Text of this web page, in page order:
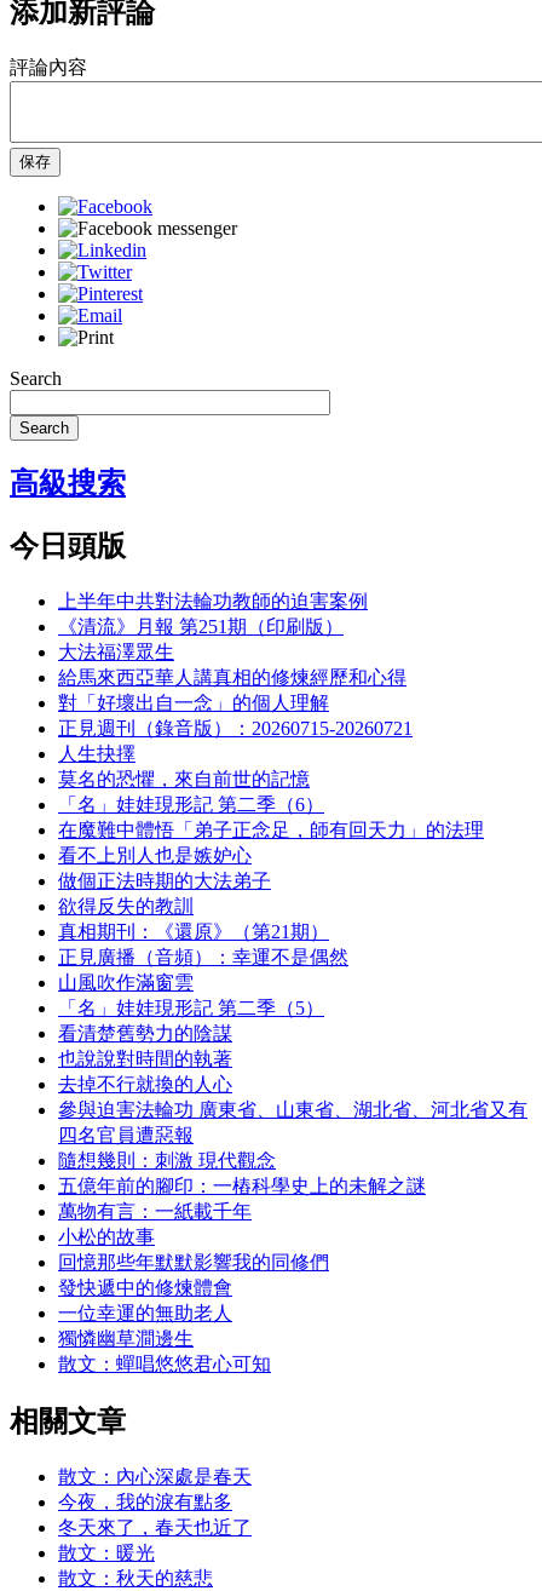
添加新評論
評論內容
保存
Search
Search
高級搜索
今日頭版
上半年中共對法輪功教師的迫害案例
《清流》月報 第251期（印刷版）
大法福澤眾生
給馬來西亞華人講真相的修煉經歷和心得
對「好壞出自一念」的個人理解
正見週刊（錄音版）：20260715-20260721
人生抉擇
莫名的恐懼，來自前世的記憶
「名」娃娃現形記 第二季（6）
在魔難中體悟「弟子正念足，師有回天力」的法理
看不上別人也是嫉妒心
做個正法時期的大法弟子
欲得反失的教訓
真相期刊：《還原》（第21期）
正見廣播（音頻）：幸運不是偶然
山風吹作滿窗雲
「名」娃娃現形記 第二季（5）
看清楚舊勢力的陰謀
也說說對時間的執著
去掉不行就換的人心
參與迫害法輪功 廣東省、山東省、湖北省、河北省又有
四名官員遭惡報
隨想幾則：刺激 現代觀念
五億年前的腳印：一樁科學史上的未解之謎
萬物有言：一紙載千年
小松的故事
回憶那些年默默影響我的同修們
發快遞中的修煉體會
一位幸運的無助老人
獨憐幽草澗邊生
散文：蟬唱悠悠君心可知
相關文章
散文：內心深處是春天
今夜，我的淚有點多
冬天來了，春天也近了
散文：暖光
散文：秋天的慈悲